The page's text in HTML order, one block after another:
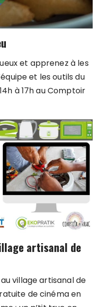
et apprenez à les
et les outils du
à 17h au Comptoir
artisanal de
village artisanal de
de cinéma en